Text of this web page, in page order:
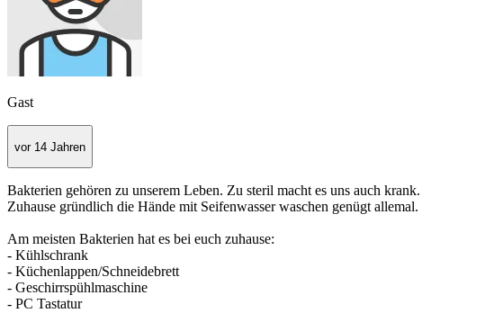
Gast
vor 14 Jahren
Bakterien gehören zu unserem Leben. Zu steril macht es uns auch krank.
Zuhause gründlich die Hände mit Seifenwasser waschen genügt allemal.
Am meisten Bakterien hat es bei euch zuhause:
- Kühlschrank
- Küchenlappen/Schneidebrett
- Geschirrspühlmaschine
- PC Tastatur